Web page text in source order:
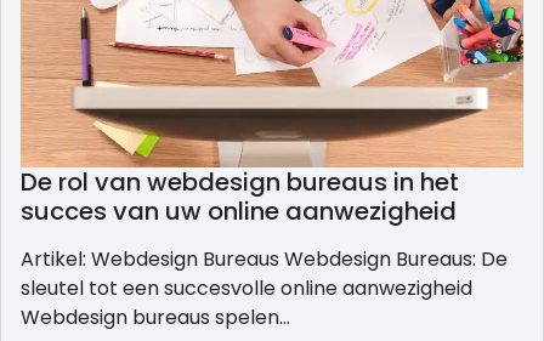
De rol van webdesign bureaus in het
succes van uw online aanwezigheid
Artikel: Webdesign Bureaus Webdesign Bureaus: De
sleutel tot een succesvolle online aanwezigheid
Webdesign bureaus spelen…